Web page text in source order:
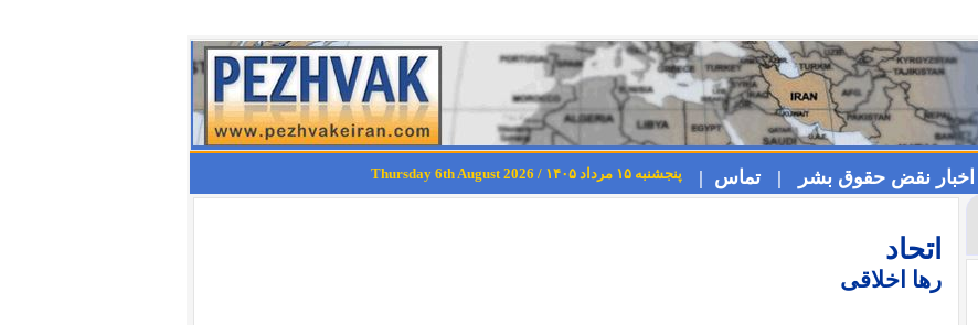
اخبار نقض حقوق بشر | تماس | پنجشنبه ۱۵ مرداد ۱۴۰۵ / Thursday 6th August 2026
اتحاد
رها اخلاقی